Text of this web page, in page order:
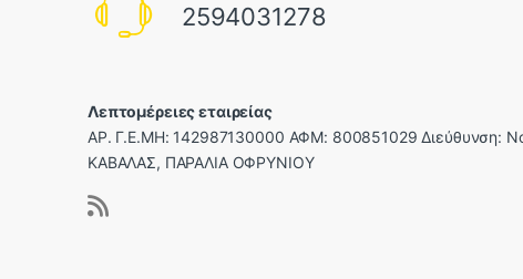
2594031278
Λεπτομέρειες εταιρείας
ΑΡ. Γ.Ε.ΜΗ: 142987130000 ΑΦΜ: 800851029 Διεύθυνση:
ΚΑΒΑΛΑΣ, ΠΑΡΑΛΙΑ ΟΦΡΥΝΙΟΥ